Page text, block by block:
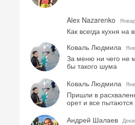
Alex Nazarenko
Как всегда кухня на
Коваль Людмила
За меню ни чего не
бы такого шума
Коваль Людмила
Пришли в
орет и все
Андрей Шалаев